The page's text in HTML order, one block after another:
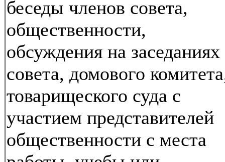
беседы членов совета,
общественности,
обсуждения на заседаниях
совета, домового
товарищеского суда с
участием представителей
общественности с места